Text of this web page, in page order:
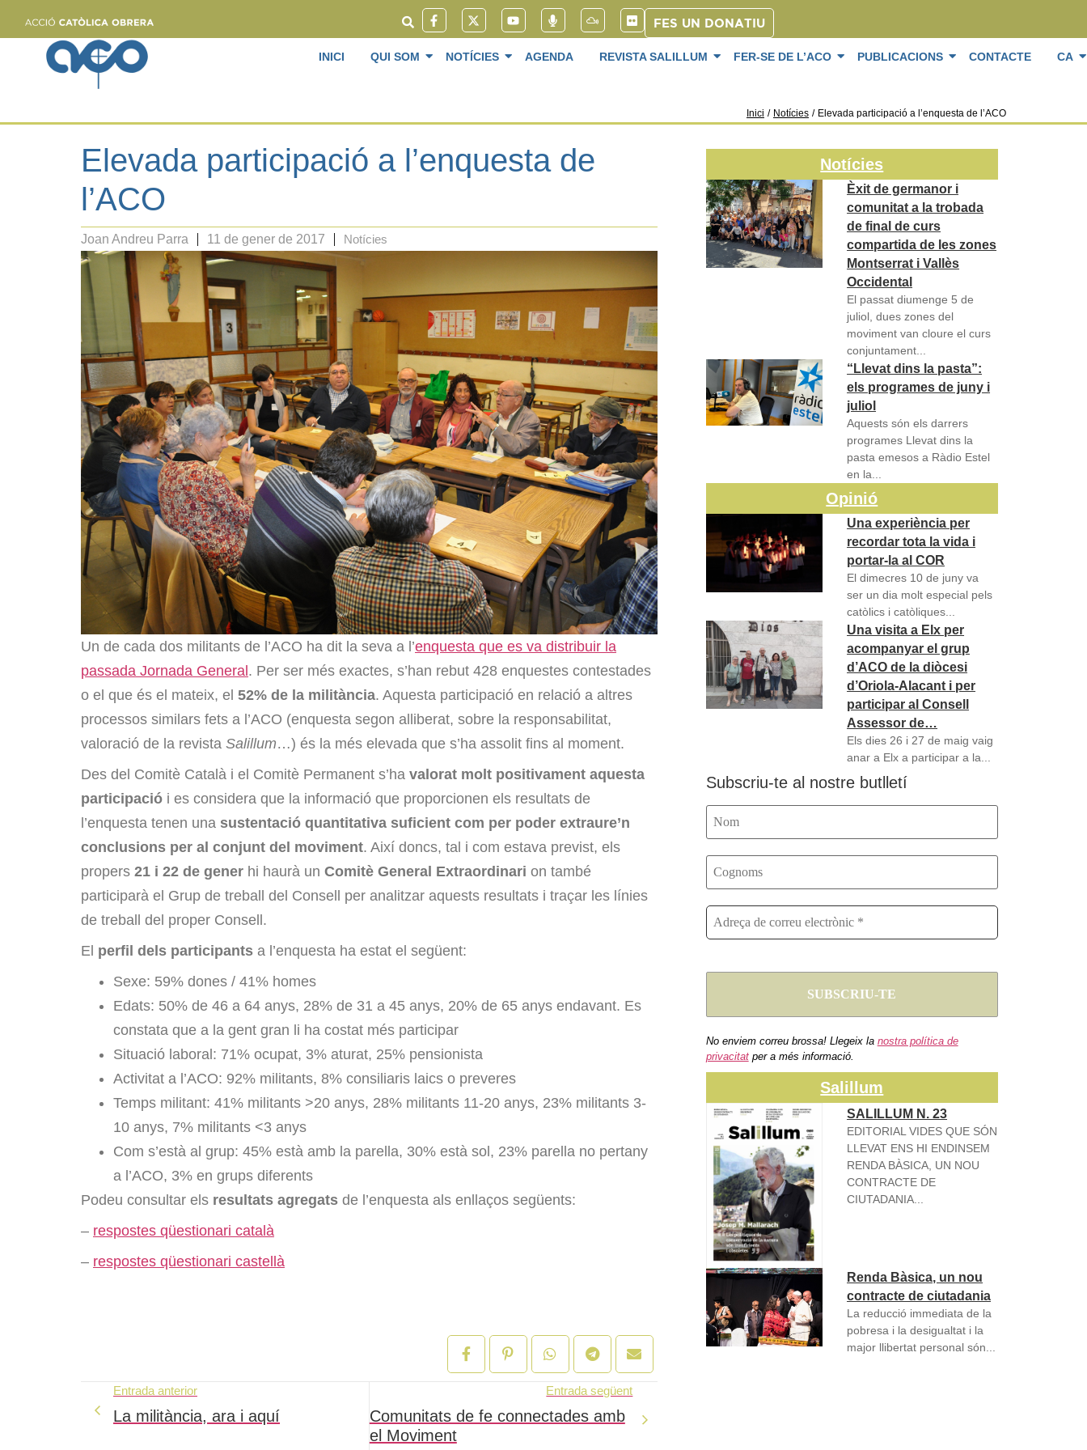
FES UN DONATIU
INICI QUI SOM NOTÍCIES AGENDA REVISTA SALILLUM FER-SE DE L’ACO PUBLICACIONS CONTACTE CA
Inici / Notícies / Elevada participació a l’enquesta de l’ACO
Elevada participació a l’enquesta de
l’ACO
Joan Andreu Parra 11 de gener de 2017 Notícies
Un de cada dos militants de l’ACO ha dit la seva a l’enquesta que es va distribuir la
passada Jornada General . Per ser més exactes, s’han rebut 428 enquestes contestades
o el que és el mateix, el 52% de la militància. Aquesta participació en relació a altres
processos similars fets a l’ACO (enquesta segon alliberat, sobre la responsabilitat,
valoració de la revista Salillum…) és la més elevada que s’ha assolit fins al moment.
Des del Comitè Català i el Comitè Permanent s’ha valorat molt positivament aquesta
participació i es considera que la informació que proporcionen els resultats de
l’enquesta tenen una sustentació quantitativa suficient com per poder extraure’n
conclusions per al conjunt del moviment. Així doncs, tal i com estava previst, els
propers 21 i 22 de gener hi haurà un Comitè General Extraordinari on també
participarà el Grup de treball del Consell per analitzar aquests resultats i traçar les línies
de treball del proper Consell.
El perfil dels participants a l’enquesta ha estat el següent:
Sexe: 59% dones / 41% homes
Edats: 50% de 46 a 64 anys, 28% de 31 a 45 anys, 20% de 65 anys endavant. Es
constata que a la gent gran li ha costat més participar
Situació laboral: 71% ocupat, 3% aturat, 25% pensionista
Activitat a l’ACO: 92% militants, 8% consiliaris laics o preveres
Temps militant: 41% militants >20 anys, 28% militants 11-20 anys, 23% militants 3-
10 anys, 7% militants <3 anys
Com s’està al grup: 45% està amb la parella, 30% està sol, 23% parella no pertany
a l’ACO, 3% en grups diferents
Podeu consultar els resultats agregats de l’enquesta als enllaços següents:
– respostes qüestionari català
– respostes qüestionari castellà
Entrada anterior
La militància, ara i aquí
Entrada següent
Comunitats de fe connectades amb
el Moviment
Notícies
Èxit de germanor i
comunitat a la trobada
de final de curs
compartida de les zones
Montserrat i Vallès
Occidental
El passat diumenge 5 de
juliol, dues zones del
moviment van cloure el curs
conjuntament...
“Llevat dins la pasta”:
els programes de juny i
juliol
Aquests són els darrers
programes Llevat dins la
pasta emesos a Ràdio Estel
en la...
Opinió
Una experiència per
recordar tota la vida i
portar-la al COR
El dimecres 10 de juny va
ser un dia molt especial pels
catòlics i catòliques...
Una visita a Elx per
acompanyar el grup
d’ACO de la diòcesi
d’Oriola-Alacant i per
participar al Consell
Assessor de…
Els dies 26 i 27 de maig vaig
anar a Elx a participar a la...
Subscriu-te al nostre butlletí
No enviem correu brossa! Llegeix la nostra política de
privacitatper a més informació.
Salillum
SALILLUM N. 23
EDITORIAL VIDES QUE SÓN
LLEVAT ENS HI ENDINSEM
RENDA BÀSICA, UN NOU
CONTRACTE DE
CIUTADANIA...
Renda Bàsica, un nou
contracte de ciutadania
La reducció immediata de la
pobresa i la desigualtat i la
major llibertat personal són...